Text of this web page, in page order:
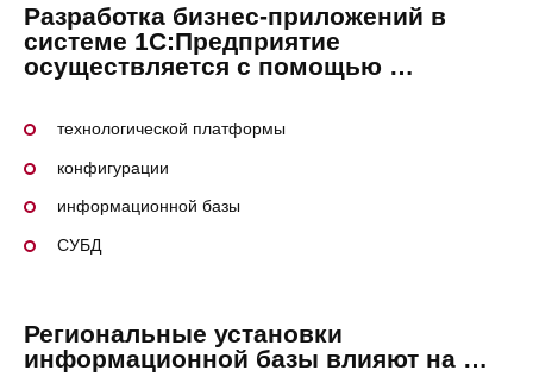
Разработка бизнес-приложений в
системе 1С:Предприятие
осуществляется с помощью …
технологической платформы
конфигурации
информационной базы
СУБД
Региональные установки
информационной базы влияют на …